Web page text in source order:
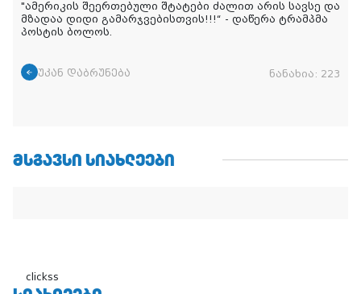
"ამერიკის შეერთებული შტატები ძალით არის სავსე და
მზადაა დიდი გამარჯვებისთვის!!!“ - დაწერა ტრამპმა
პოსტის ბოლოს.
უკან დაბრუნება ნანახია: 223
ᲛᲡᲒᲐᲕᲡᲘ ᲡᲘᲐᲮᲚᲔᲔᲑᲘ
clickss